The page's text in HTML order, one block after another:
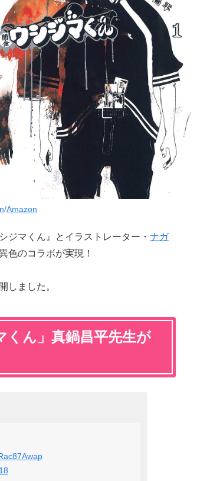
/Amazon
ジマくん』とイラストレーター・ ナガ
色のコラボが実現！
しました。
くん」真鍋昌平先生が